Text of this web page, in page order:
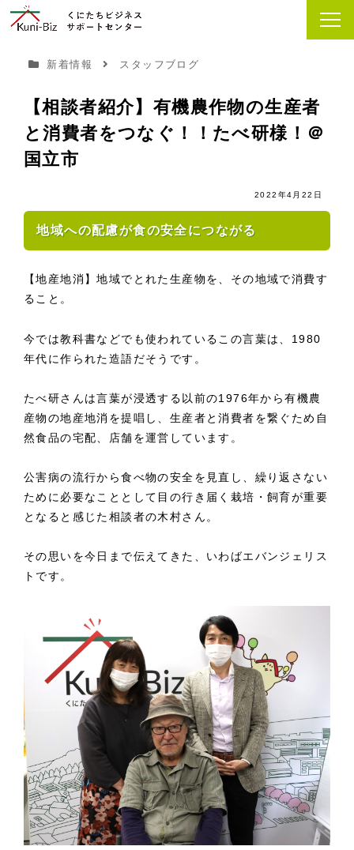
新着情報 スタッフブログ
【相談者紹介】有機農作物の生産者
と消費者をつなぐ！！たべ研様！＠
国立市
2022年4月22日
地域への配慮が食の安全につながる
【地産地消】地域でとれた生産物を、その地域で消費す
ること。
今では教科書などでも使われているこの言葉は、1980
年代に作られた造語だそうです。
たべ研さんは言葉が浸透する以前の1976年から有機農
産物の地産地消を提唱し、生産者と消費者を繋ぐため自
然食品の宅配、店舗を運営しています。
公害病の流行から食べ物の安全を見直し、繰り返さない
ために必要なこととして目の行き届く栽培・飼育が重要
となると感じた相談者の木村さん。
その思いを今日まで伝えてきた、いわばエバンジェリス
トです。